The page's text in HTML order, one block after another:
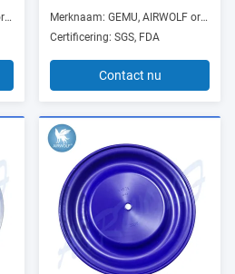
Merknaam: GEMU, AIRWOLF or OEM
GEMU membraanafsluiters
Merknaam: GEMU, AIRWOLF or OEM
Certificering: SGS, FDA
Contact nu